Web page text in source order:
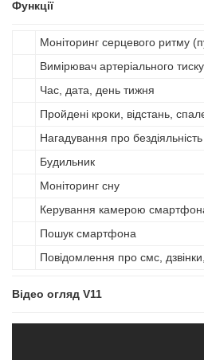
Функції
Моніторинг серцевого ритму
Вимірювач артеріального
Час, дата, день тижня
Пройдені кроки, відстань,
Нагадування про бездіяльність
Будильник
Моніторинг сну
Керування камерою
Пошук смартфона
Повідомлення про смс,
Відео огляд V11